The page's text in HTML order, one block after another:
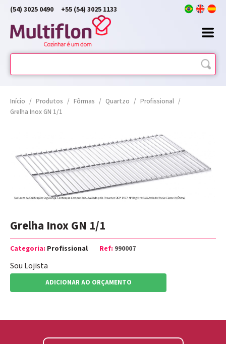
(54) 3025 0490 +55 (54) 3025 1133
Início / Produtos / Fôrmas / Quartzo / Profissional /
Grelha Inox GN 1/1
Grelha Inox GN 1/1
Categoria: Profissional Ref: 990007
Sou Lojista
ADICIONAR AO ORÇAMENTO